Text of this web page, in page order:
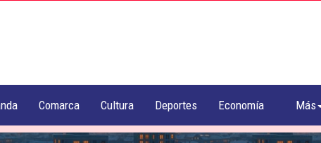
Comarca Cultura Deportes Economía Más